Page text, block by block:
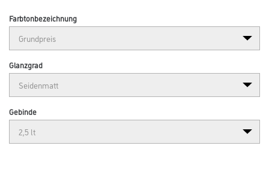
Farbtonbezeichnung
Glanzgrad
Gebinde